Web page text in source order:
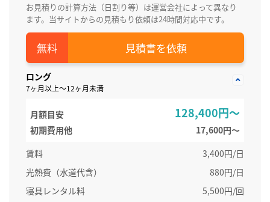
お見積りの計算方法（日割り等）は運営会社によって異なり
ます。当サイトからの見積もり依頼は24時間対応中です。
見積書を依頼
ロング
7ヶ月以上～12ヶ月未満
月額目安 128,400円～
初期費用他
17,600円〜
賃料
3,400円/日
光熱費（水道代含）
880円/日
寝具レンタル料
5,500円/回